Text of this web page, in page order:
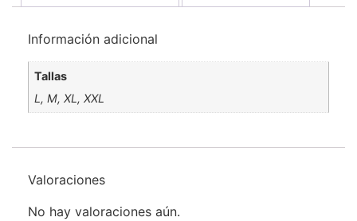
Información adicional
Tallas
L, M, XL, XXL
Valoraciones
No hay valoraciones aún.